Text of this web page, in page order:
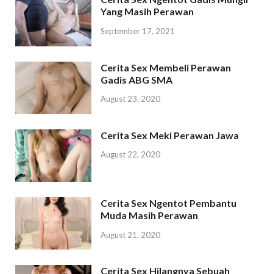
Yang Masih Perawan
September 17, 2021
Cerita Sex Membeli Perawan
Gadis ABG SMA
August 23, 2020
Cerita Sex Meki Perawan Jawa
August 22, 2020
Cerita Sex Ngentot Pembantu
Muda Masih Perawan
August 21, 2020
Cerita Sex Hilangnya Sebuah